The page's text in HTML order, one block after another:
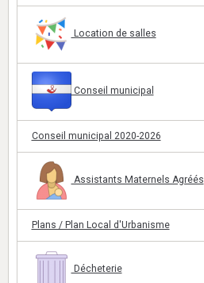
Location de salles
Conseil municipal
Conseil municipal 2020-2026
Assistants Maternels Agréés
Plans / Plan Local d'Urbanisme
Décheterie